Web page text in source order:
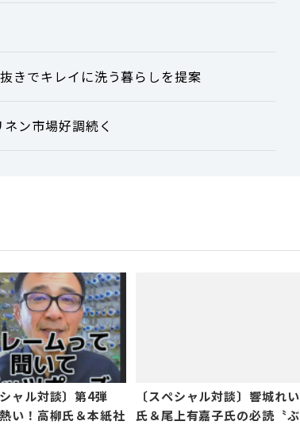
きでキレイに洗う暮らしを提案
ン市場好調続く
シャル対談〕第4弾
い！高柳氏＆本紙社
〔スペシャル対談〕響城れい
氏＆尾上有嘉子氏の必読〝ぶ